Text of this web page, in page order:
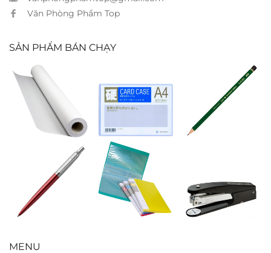
Văn Phòng Phẩm Top
SẢN PHẨM BÁN CHẠY
Giấy in A0 cuộn
45m
Card Case A4 Bút chì Adel
Bút Parker
Jotter đỏ
Bìa 2 kẹp
Kanex HD555 –
20 tờ
MENU